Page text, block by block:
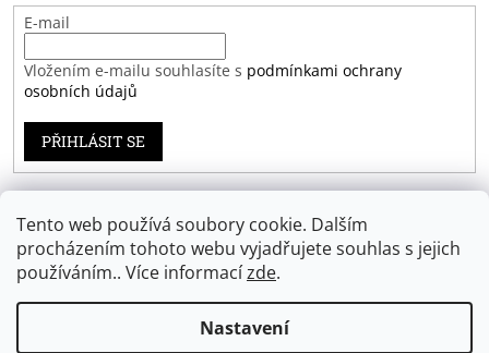
Tento web používá soubory cookie. Dalším
procházením tohoto webu vyjadřujete souhlas s jejich
používáním.. Více informacízde.
Nastavení
E-mail
Vložením e-mailu souhlasíte s podmínkami ochrany
osobních údajů
PŘIHLÁSIT SE
Záruka spokojenosti
Vytvořil Shoptet